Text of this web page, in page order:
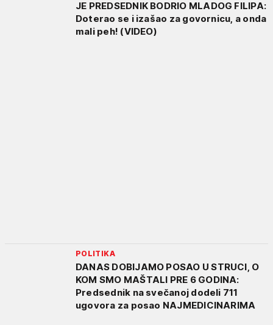
JE PREDSEDNIK BODRIO MLADOG FILIPA:
Doterao se i izašao za govornicu, a onda
mali peh! (VIDEO)
POLITIKA
DANAS DOBIJAMO POSAO U STRUCI, O
KOM SMO MAŠTALI PRE 6 GODINA:
Predsednik na svečanoj dodeli 711
ugovora za posao NAJMEDICINARIMA